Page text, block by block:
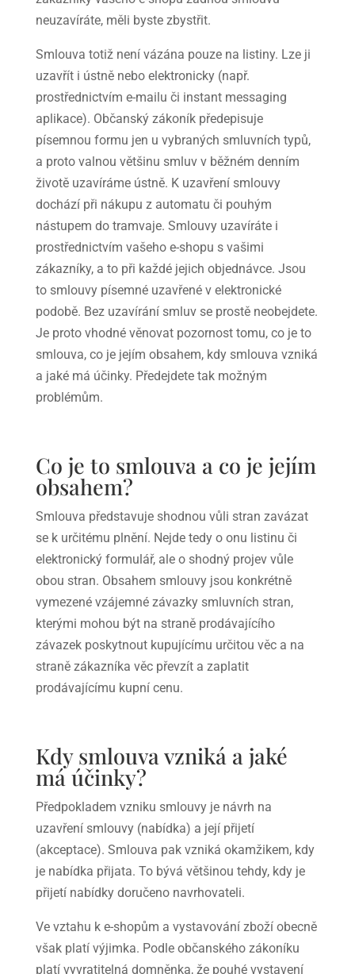
neuzavíráte, měli byste zbystřit.
Smlouva totiž není vázána pouze na listiny. Lze ji
uzavřít i ústně nebo elektronicky (např.
prostřednictvím e-mailu či instant messaging
aplikace). Občanský zákoník předepisuje
písemnou formu jen u vybraných smluvních typů,
a proto valnou většinu smluv v běžném denním
životě uzavíráme ústně. K uzavření smlouvy
dochází při nákupu z automatu či pouhým
nástupem do tramvaje. Smlouvy uzavíráte i
prostřednictvím vašeho e-shopu s vašimi
zákazníky, a to při každé jejich objednávce. Jsou
to smlouvy písemné uzavřené v elektronické
podobě. Bez uzavírání smluv se prostě neobejdete.
Je proto vhodné věnovat pozornost tomu, co je to
smlouva, co je jejím obsahem, kdy smlouva vzniká
a jaké má účinky. Předejdete tak možným
problémům.
Co je to smlouva a co je jejím
obsahem?
Smlouva představuje shodnou vůli stran zavázat
se k určitému plnění. Nejde tedy o onu listinu či
elektronický formulář, ale o shodný projev vůle
obou stran. Obsahem smlouvy jsou konkrétně
vymezené vzájemné závazky smluvních stran,
kterými mohou být na straně prodávajícího
závazek poskytnout kupujícímu určitou věc a na
straně zákazníka věc převzít a zaplatit
prodávajícímu kupní cenu.
Kdy smlouva vzniká a jaké
má účinky?
Předpokladem vzniku smlouvy je návrh na
uzavření smlouvy (nabídka) a její přijetí
(akceptace). Smlouva pak vzniká okamžikem, kdy
je nabídka přijata. To bývá většinou tehdy, kdy je
přijetí nabídky doručeno navrhovateli.
Ve vztahu k e-shopům a vystavování zboží obecně
však platí výjimka. Podle občanského zákoníku
platí vyvratitelná domněnka, že pouhé vystavení